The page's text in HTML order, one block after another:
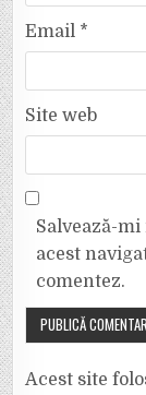
Email *
Site web
Salvează-
acest
comentez.
Acest site